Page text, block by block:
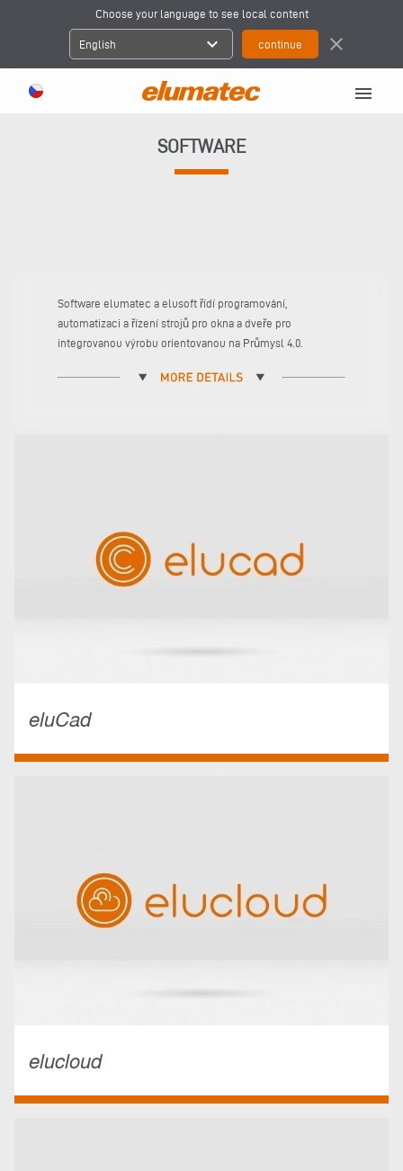
Choose your language to see local content
English expand_more close
menu
SOFTWARE
Software elumatec a elusoft řídí programování,
automatizaci a řízení strojů pro okna a dveře pro
integrovanou výrobu orientovanou na Průmysl 4.0.
eluCad
elucloud